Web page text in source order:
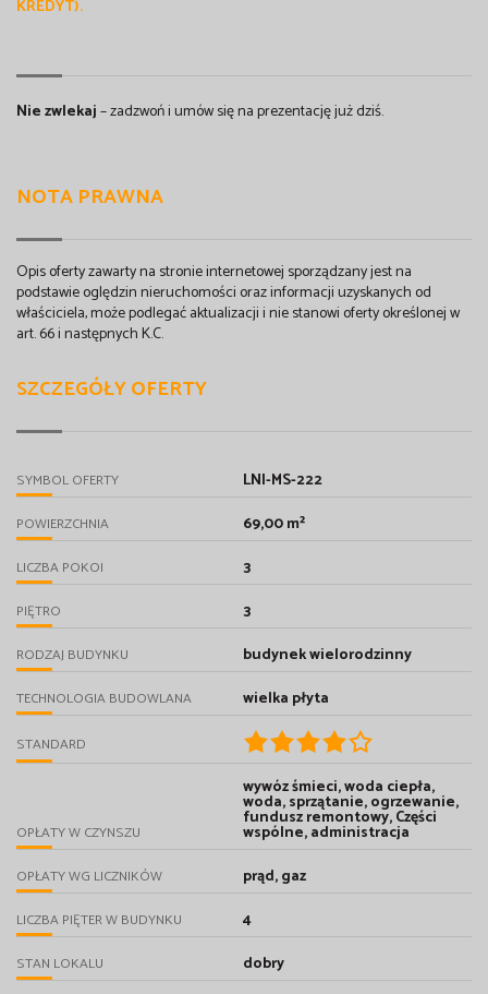
KREDYT).
Nie zwlekaj– zadzwoń i umów się na prezentację już dziś.
NOTA PRAWNA
Opis oferty zawarty na stronie internetowej sporządzany jest na
podstawie oględzin nieruchomości oraz informacji uzyskanych od
właściciela, może podlegać aktualizacji i nie stanowi oferty określonej w
art. 66 i następnych K.C.
SZCZEGÓŁY OFERTY
SYMBOL OFERTY LNI-MS-222
POWIERZCHNIA 69,00 m²
LICZBA POKOI 3
PIĘTRO 3
RODZAJ BUDYNKU budynek wielorodzinny
TECHNOLOGIA BUDOWLANA wielka płyta
STANDARD
OPŁATY W CZYNSZU
wywóz śmieci, woda ciepła,
woda, sprzątanie, ogrzewanie,
fundusz remontowy, Części
wspólne, administracja
OPŁATY WG LICZNIKÓW prąd, gaz
LICZBA PIĘTER W BUDYNKU 4
STAN LOKALU dobry